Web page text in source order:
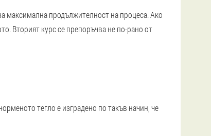
максимална продължителност на процеса. Ако
Вторият курс се препоръчва не по-рано от
тегло е изградено по такъв начин, че